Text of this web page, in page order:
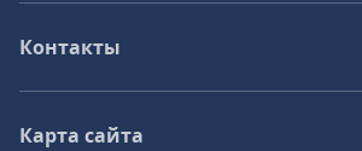
Контакты
Карта сайта